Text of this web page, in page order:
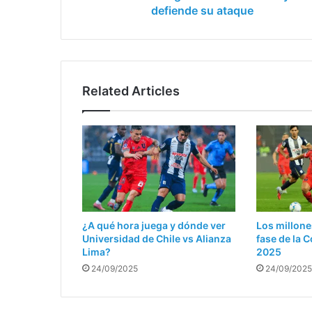
defiende su ataque
Related Articles
¿A qué hora juega y dónde ver
Universidad de Chile vs Alianza
Lima?
24/09/2025
Los
fase de la
2025
24/09/2025